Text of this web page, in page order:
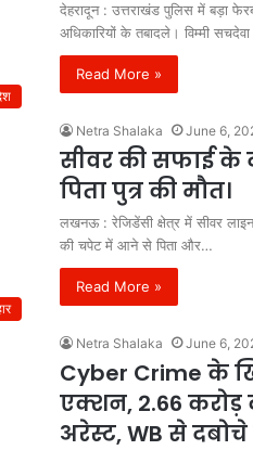
देहरादून : उत्तराखंड पुलिस में बड़ा
अधिकारियों के तबादले। विम्मी
Read More »
Netra Shalaka June 6,
सीवर की सफाई के
पिता पुत्र की मौत।
लखनऊ : रेजिडेंसी क्षेत्र में सीवर
की चपेट में आने से पिता और…
Read More »
Netra Shalaka June 6,
Cyber Crime के
एक्शन, 2.66 करोड़
अरेस्ट, WB से दबोचे